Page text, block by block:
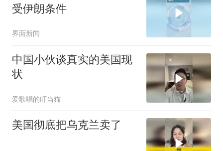
受伊朗条件
界面新闻
中国小伙谈真实的美国现
状
爱歌唱的叮当猫
美国彻底把乌克兰卖了